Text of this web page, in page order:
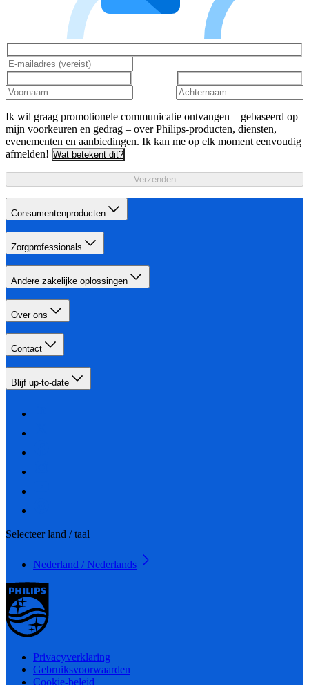
Ik wil graag promotionele communicatie ontvangen – gebaseerd op
mijn voorkeuren en gedrag – over Philips-producten, diensten,
evenementen en aanbiedingen. Ik kan me op elk moment eenvoudig
afmelden! Wat betekent dit?
Verzenden
Consumentenproducten
Zorgprofessionals
Andere zakelijke oplossingen
Over ons
Contact
Blijf up-to-date
Selecteer land / taal
Nederland / Nederlands
Privacyverklaring
Gebruiksvoorwaarden
Cookie-beleid